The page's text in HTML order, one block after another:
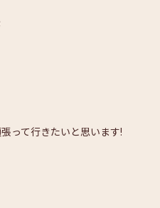
って行きたいと思います!